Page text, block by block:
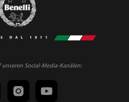
unseren Social-Media-Kanälen: